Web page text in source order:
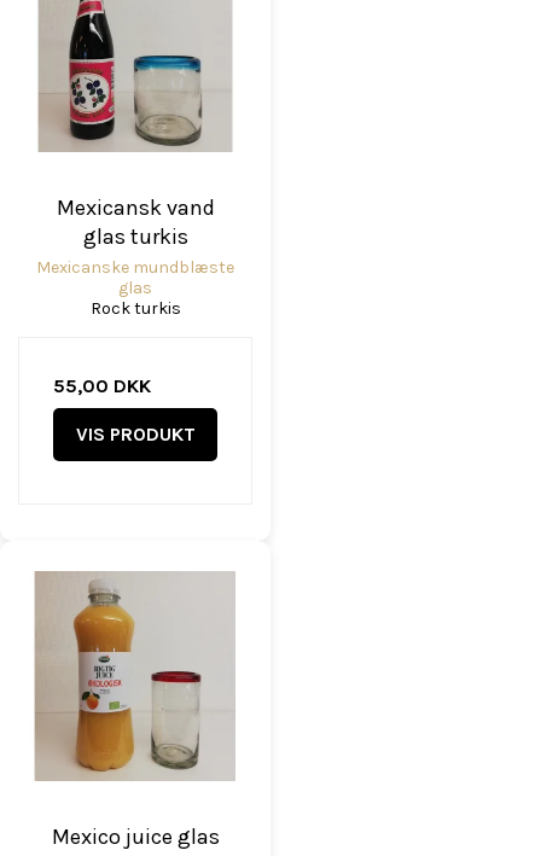
Mexicansk vand
glas turkis
Mexicanske mundblæste
glas
Rock turkis
55,00 DKK
VIS PRODUKT
Mexico juice glas